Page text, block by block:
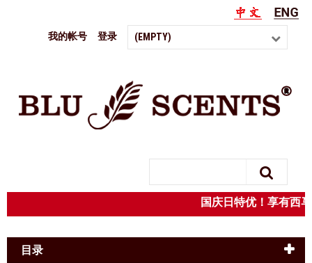
(EMPTY)
我的帐号 登录
国庆日特优！享有
目录